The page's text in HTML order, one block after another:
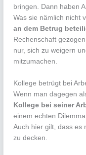
bringen. Dann haben
Was sie nämlich nicht
an dem Betrug
Rechenschaft
nur, sich zu weigern
mitzumachen.
Kollege betrügt bei
Wenn man dagegen
Kollege bei seiner
einem echten
Auch hier gilt, dass es
zu decken.